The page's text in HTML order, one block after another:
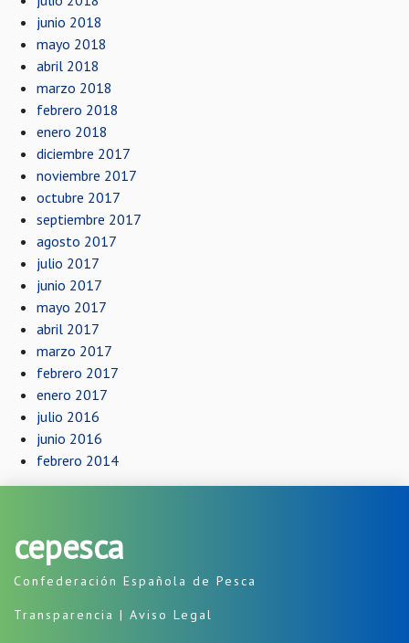
junio 2018
mayo 2018
abril 2018
marzo 2018
febrero 2018
enero 2018
diciembre 2017
noviembre 2017
octubre 2017
septiembre 2017
agosto 2017
julio 2017
junio 2017
mayo 2017
abril 2017
marzo 2017
febrero 2017
enero 2017
julio 2016
junio 2016
febrero 2014
cepesca
Confederación Española de Pesca
Transparencia | Aviso Legal